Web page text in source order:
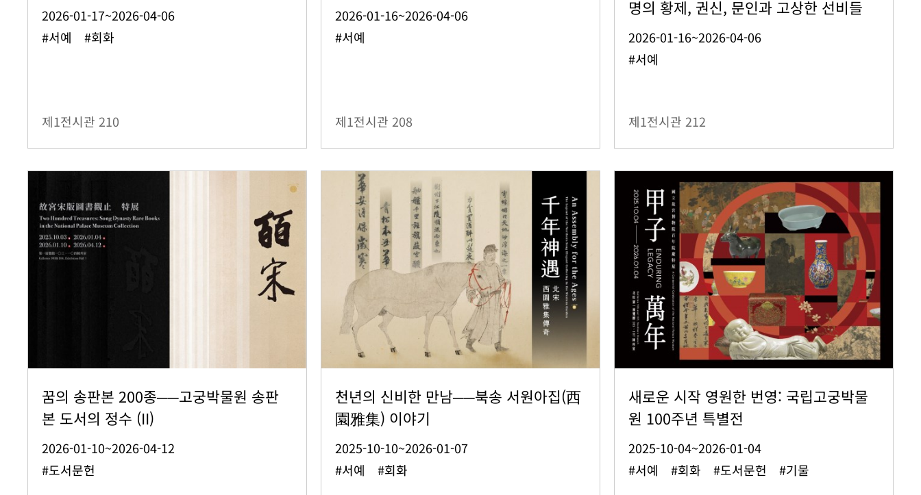
2026-01-17~2026-04-06
#서예 #회화
제1전시관 210
2026-01-16~2026-04-06
#서예
제1전시관 208
명의 황제, 권신, 문인과 고상한 선비들
2026-01-16~2026-04-06
#서예
제1전시관 212
꿈의 송판본 200종──고궁박물원 송판
본 도서의 정수 (II)
2026-01-10~2026-04-12
#도서문헌
천년의 신비한 만남──북송 서원아집(西
園雅集) 이야기
2025-10-10~2026-01-07
#서예 #회화
새로운 시작 영원한 번영: 국립고궁박물
원 100주년 특별전
2025-10-04~2026-01-04
#서예 #회화 #도서문헌 #기물